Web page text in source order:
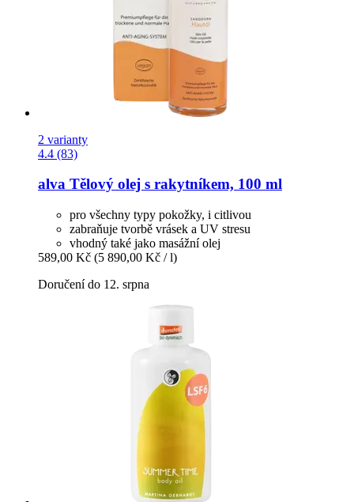
2 varianty
4.4 (83)
alva Tělový olej s rakytníkem, 100 ml
pro všechny typy pokožky, i citlivou
zabraňuje tvorbě vrásek a UV stresu
vhodný také jako masážní olej
589,00 Kč (5 890,00 Kč / l)
Doručení do 12. srpna